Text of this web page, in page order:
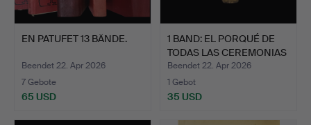
EN PATUFET 13 BÄNDE.
Beendet 22. Apr 2026
7 Gebote
65 USD
1 BAND: EL PORQUÉ DE
TODAS LAS CEREMONIAS
…
Beendet 22. Apr 2026
1 Gebot
35 USD